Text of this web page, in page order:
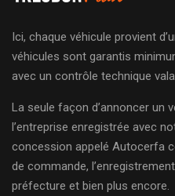
Ici, chaque véhicule provient
véhicules sont garantis
avec un contrôle technique
La seule façon d’annoncer un
l’entreprise enregistrée avec
concession appelé Autocerfa
de commande,
préfecture et bien plus encore.